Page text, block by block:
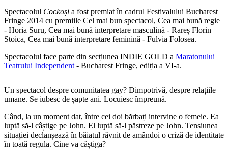
Spectacolul Cockoși a fost premiat în cadrul Festivalului Bucharest
Fringe 2014 cu premiile Cel mai bun spectacol, Cea mai bună regie
- Horia Suru, Cea mai bună interpretare masculină - Rareș Florin
Stoica, Cea mai bună interpretare feminină - Fulvia Folosea.
Spectacolul face parte din secțiunea INDIE GOLD a Maratonului
Teatrului Independent - Bucharest Fringe, ediția a VI-a.
Un spectacol despre comunitatea gay? Dimpotrivă, despre relațiile
umane. Se iubesc de șapte ani. Locuiesc împreună.
Când, la un moment dat, între cei doi bărbați intervine o femeie. Ea
luptă să-l câștige pe John. El luptă să-l păstreze pe John. Tensiunea
situației declanșează în băiatul râvnit de amândoi o criză de identitate
în toată regula. Cine va câștiga?